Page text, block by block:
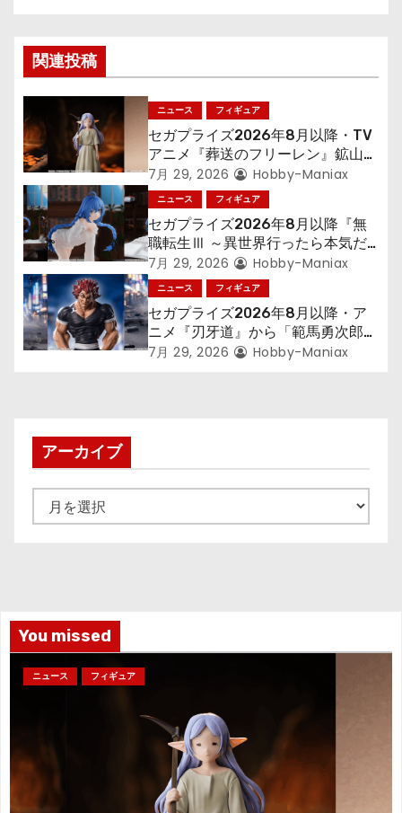
ビ
ゲ
ー
シ
ョ
ン
関連投稿
ニュース フィギュア
セガプライズ2026年8月以降・TV
アニメ『葬送のフリーレン』鉱山で
300年働くことになっっちゃった
「フリーレン」を立体化！
7月 29, 2026 Hobby-Maniax
ニュース フィギュア
セガプライズ2026年8月以降『無
職転生Ⅲ ～異世界行ったら本気だ
す～』から「ロキシー」のフィギュ
アが登場！
7月 29, 2026 Hobby-Maniax
ニュース フィギュア
セガプライズ2026年8月以降・ア
ニメ『刃牙道』から「範馬勇次郎」
が登場ッッ!!
7月 29, 2026 Hobby-Maniax
アーカイブ
ー
You missed
ニュース フィギュア